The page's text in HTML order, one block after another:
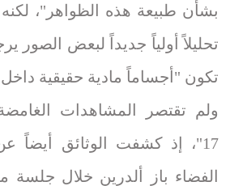
بشأن طبيعة هذه الظواهر"،
تحليلاً أولياً جديداً لبعض الصور
تكون "أجساماً مادية حقيقية
ولم تقتصر المشاهدات
17"، إذ كشفت الوثائق أيضاً
الفضاء باز ألدرين خلال جلسة